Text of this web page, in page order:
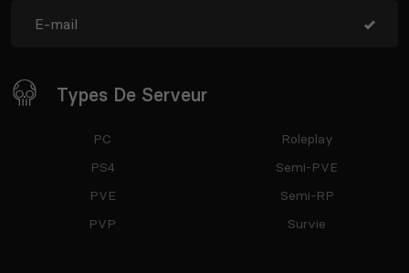
Types De Serveur
PC
PS4
PVE
PVP
Roleplay
Semi-PVE
Semi-RP
Survie